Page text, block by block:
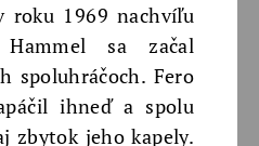
roku 1969 nachvíľu
sa začal
spoluhráčoch. Fero
ihneď a spolu
zbytok jeho kapely.